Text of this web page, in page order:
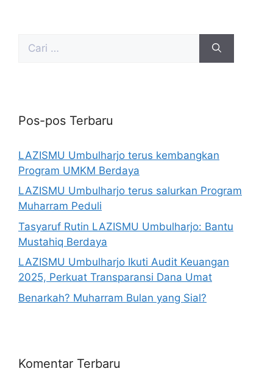
Pos-pos Terbaru
LAZISMU Umbulharjo terus kembangkan
Program UMKM Berdaya
LAZISMU Umbulharjo terus salurkan Program
Muharram Peduli
Tasyaruf Rutin LAZISMU Umbulharjo: Bantu
Mustahiq Berdaya
LAZISMU Umbulharjo Ikuti Audit Keuangan
2025, Perkuat Transparansi Dana Umat
Benarkah? Muharram Bulan yang Sial?
Komentar Terbaru